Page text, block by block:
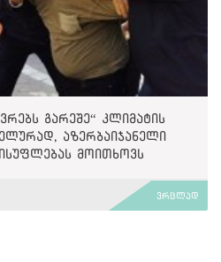
გარეშე“ კლიმატის
აზერბაიჯანელი
მოითხოვს
ვრცლად